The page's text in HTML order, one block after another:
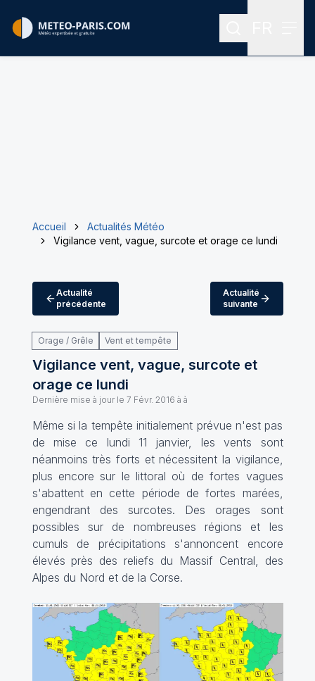
Rechercher
Accueil
Actualités Météo
Vigilance vent, vague, surcote et orage ce lundi
Actualité
précédente
Actualité
suivante
Orage / Grêle Vent et tempête
Vigilance vent, vague, surcote et
orage ce lundi
Dernière mise à jour le 7 Févr. 2016 à à
Même si la tempête initialement prévue n'est pas
de mise ce lundi 11 janvier, les vents sont
néanmoins très forts et nécessitent la vigilance,
plus encore sur le littoral où de fortes vagues
s'abattent en cette période de fortes marées,
engendrant des surcotes. Des orages sont
possibles sur de nombreuses régions et les
cumuls de précipitations s'annoncent encore
élevés près des reliefs du Massif Central, des
Alpes du Nord et de la Corse.